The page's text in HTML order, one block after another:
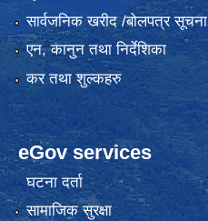
सार्वजनिक खरीद /बोलपत्र सूचना
एन, कानुन तथा निर्देशिका
कर तथा शुल्कहरु
eGov services
घटना दर्ता
सामाजिक सुरक्षा